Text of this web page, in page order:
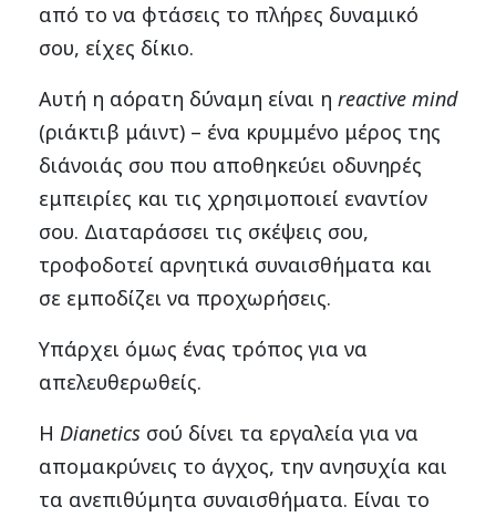
από το να φτάσεις το πλήρες δυναμικό
σου, είχες δίκιο.
Αυτή η αόρατη δύναμη είναι η reactive mind
(ριάκτιβ μάιντ) – ένα κρυμμένο μέρος της
διάνοιάς σου που αποθηκεύει οδυνηρές
εμπειρίες και τις χρησιμοποιεί εναντίον
σου. Διαταράσσει τις σκέψεις σου,
τροφοδοτεί αρνητικά συναισθήματα και
σε εμποδίζει να προχωρήσεις.
Υπάρχει όμως ένας τρόπος για να
απελευθερωθείς.
Η Dianetics σού δίνει τα εργαλεία για να
απομακρύνεις το άγχος, την ανησυχία και
τα ανεπιθύμητα συναισθήματα. Είναι το